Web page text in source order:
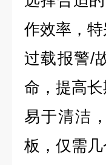
作效率，
过载报警/
命，提高长
易于清洁
板，仅需